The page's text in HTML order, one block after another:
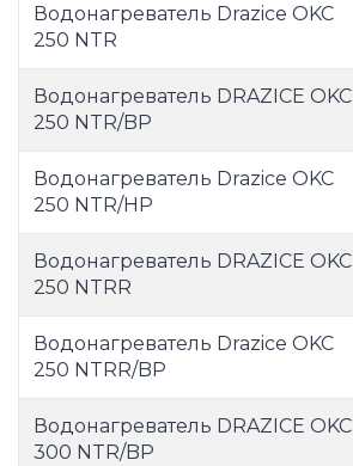
Водонагреватель Drazice OKC
250 NTR
Водонагреватель DRAZICE OKC
250 NTR/BP
Водонагреватель Drazice OKC
250 NTR/HP
Водонагреватель DRAZICE OKC
250 NTRR
Водонагреватель Drazice OKC
250 NTRR/BP
Водонагреватель DRAZICE OKC
300 NTR/BP